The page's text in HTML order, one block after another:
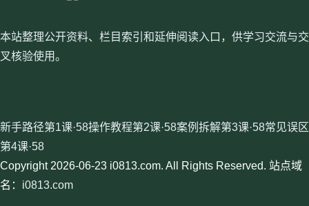
本站整理公开资料、栏目索引和延伸阅读入口，供学习交流与交
叉核验使用。
新手路径第1课·58操作教程第2课·58案例拆解第3课·58常见误区
第4课·58
Copyright 2026-06-23 i0813.com. All Rights Reserved. 站点域
名： i0813.com